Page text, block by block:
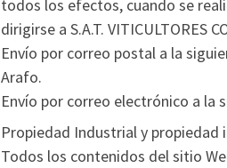
todos los efectos, cuando se
dirigirse a S.A.T. VITICULTORES
Envío por correo postal a la
Arafo.
Envío por correo electrónico a la
Propiedad Industrial y propiedad
Todos los contenidos del sitio